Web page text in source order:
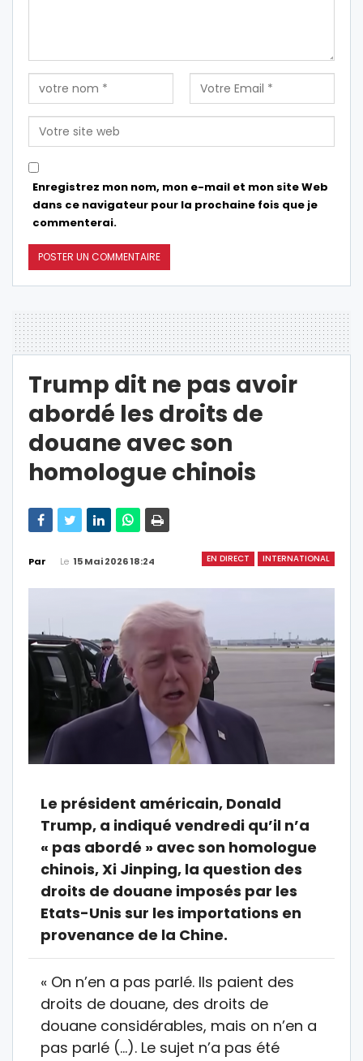
Enregistrez mon nom, mon e-mail et mon site Web
dans ce navigateur pour la prochaine fois que je
commenterai.
Trump dit ne pas avoir
abordé les droits de
douane avec son
homologue chinois
EN DIRECT INTERNATIONAL
Par Le 15 Mai 2026 18:24
Le président américain, Donald
Trump, a indiqué vendredi qu’il n’a
« pas abordé » avec son homologue
chinois, Xi Jinping, la question des
droits de douane imposés par les
Etats-Unis sur les importations en
provenance de la Chine.
« On n’en a pas parlé. Ils paient des
droits de douane, des droits de
douane considérables, mais on n’en a
pas parlé (…). Le sujet n’a pas été